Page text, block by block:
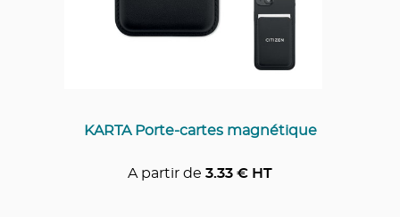
KARTA Porte-cartes magnétique
A partir de 3.33 € HT